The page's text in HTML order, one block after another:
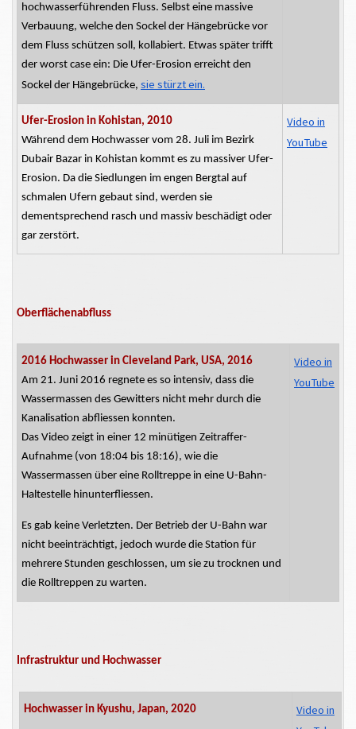
hochwasserführenden Fluss. Selbst eine massive
Verbauung, welche den Sockel der Hängebrücke vor
dem Fluss schützen soll, kollabiert. Etwas später trifft
der worst case ein: Die Ufer-Erosion erreicht den
Sockel der Hängebrücke, sie stürzt ein.
Ufer-Erosion in Kohistan, 2010
Während dem Hochwasser vom 28. Juli im Bezirk
Dubair Bazar in Kohistan kommt es zu massiver Ufer-
Erosion. Da die Siedlungen im engen Bergtal auf
schmalen Ufern gebaut sind, werden sie
dementsprechend rasch und massiv beschädigt oder
gar zerstört.
Video in
YouTube
Oberflächenabfluss
2016 Hochwasser in Cleveland Park, USA, 2016
Am 21. Juni 2016 regnete es so intensiv, dass die
Wassermassen des Gewitters nicht mehr durch die
Kanalisation abfliessen konnten.
Das Video zeigt in einer 12 minütigen Zeitraffer-
Aufnahme (von 18:04 bis 18:16), wie die
Wassermassen über eine Rolltreppe in eine U-Bahn-
Haltestelle hinunterfliessen.
Es gab keine Verletzten. Der Betrieb der U-Bahn war
nicht beeinträchtigt, jedoch wurde die Station für
mehrere Stunden geschlossen, um sie zu trocknen und
die Rolltreppen zu warten.
Video in
YouTube
Infrastruktur und Hochwasser
Hochwasser in Kyushu, Japan, 2020
Video in